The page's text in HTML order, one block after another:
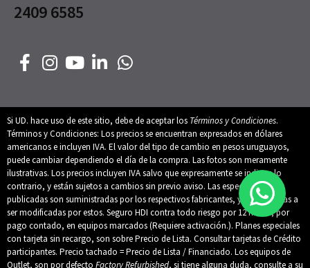
2409 6585
Si UD. hace uso de este sitio, debe de aceptar los Términos y Condiciones.
Términos y Condiciones: Los precios se encuentran expresados en dólares
americanos e incluyen IVA. El valor del tipo de cambio en pesos uruguayos,
puede cambiar dependiendo el día de la compra. Las fotos son meramente
ilustrativas. Los precios incluyen IVA salvo que expresamente se indique lo
contrario, y están sujetos a cambios sin previo aviso. Las especificaciones
publicadas son suministradas por los respectivos fabricantes, y están sujetas a
ser modificadas por estos. Seguro HDI contra todo riesgo por 12 meses, por
pago contado, en equipos marcados (Requiere activación.). Planes especiales
con tarjeta sin recargo, son sobre Precio de Lista. Consultar tarjetas de Crédito
participantes. Precio tachado = Precio de Lista / Financiado. Los equipos de
Outlet, son por defecto Factory Refurbished, si tiene alguna duda, consulte a su